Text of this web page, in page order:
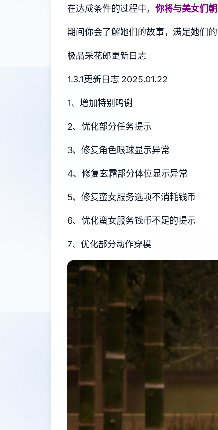
在达成条件的过程中， 你将与美女们朝
期间你会了解她们的故事，满足她们
极品采花郎更新日志
1.3.1更新日志 2025.01.22
1、增加特别鸣谢
2、优化部分任务提示
3、修复角色眼球显示异常
4、修复玄霜部分体位显示异常
5、修复蛮女服务选项不消耗钱币
6、优化蛮女服务钱币不足的提示
7、优化部分动作穿模